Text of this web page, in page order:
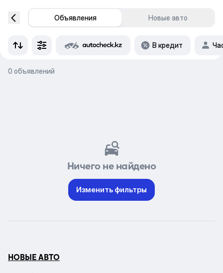
Объявления Новые авто
В кредит
0 объявлений
Ничего не найдено
Изменить фильтры
НОВЫЕ АВТО